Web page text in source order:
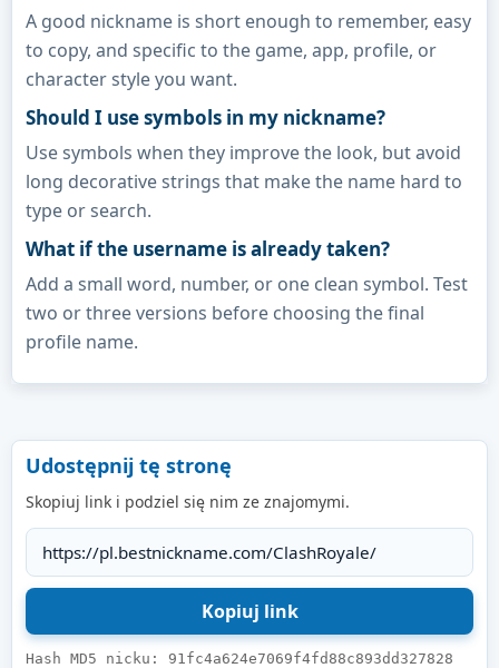
A good nickname is short enough to remember, easy
to copy, and specific to the game, app, profile, or
character style you want.
Should I use symbols in my nickname?
Use symbols when they improve the look, but avoid
long decorative strings that make the name hard to
type or search.
What if the username is already taken?
Add a small word, number, or one clean symbol. Test
two or three versions before choosing the final
profile name.
Udostępnij tę stronę
Skopiuj link i podziel się nim ze znajomymi.
Hash MD5 nicku: 91fc4a624e7069f4fd88c893dd327828